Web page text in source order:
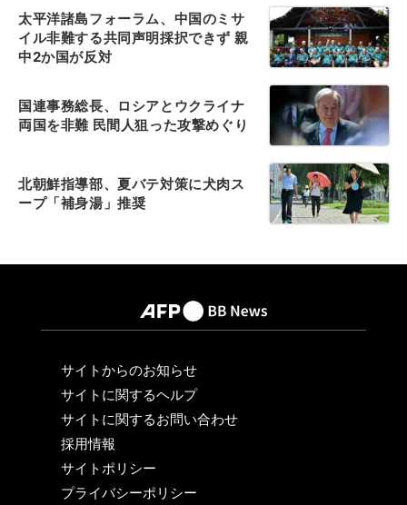
太平洋諸島フォーラム、中国のミサ
イル非難する共同声明採択できず 親
中2か国が反対
国連事務総長、ロシアとウクライナ
両国を非難 民間人狙った攻撃めぐり
北朝鮮指導部、夏バテ対策に犬肉ス
ープ「補身湯」推奨
サイトからのお知らせ
サイトに関するヘルプ
サイトに関するお問い合わせ
採用情報
サイトポリシー
プライバシーポリシー